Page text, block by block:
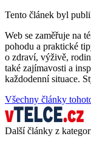
Tento článek byl
Web se zaměřuje na
pohodu a praktické
o zdraví, výživě,
také zajímavosti a
každodenní situace.
Všechny články
Další články z